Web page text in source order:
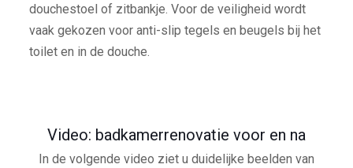
douchestoel of zitbankje. Voor de veiligheid wordt
vaak gekozen voor anti-slip tegels en beugels bij het
toilet en in de douche.
Video: badkamerrenovatie voor en na
In de volgende video ziet u duidelijke beelden van